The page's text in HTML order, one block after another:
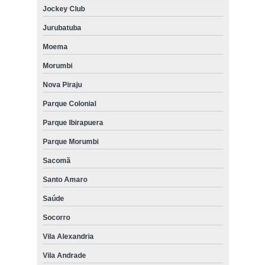
Jockey Club
Jurubatuba
Moema
Morumbi
Nova Piraju
Parque Colonial
Parque Ibirapuera
Parque Morumbi
Sacomã
Santo Amaro
Saúde
Socorro
Vila Alexandria
Vila Andrade